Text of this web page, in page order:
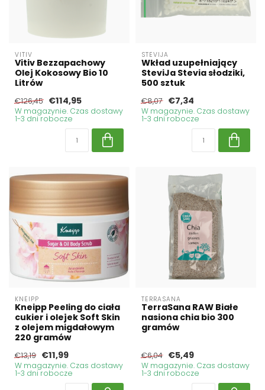
VITIV
Vitiv Bezzapachowy
Olej Kokosowy Bio 10
Litrów
€126,45 €114,95
W magazynie. Czas dostawy
1-3 dni robocze
STEVIJA
Wkład uzupełniający
SteviJa Stevia słodziki,
500 sztuk
€8,07 €7,34
W magazynie. Czas dostawy
1-3 dni robocze
KNEIPP
Kneipp Peeling do ciała
cukier i olejek Soft Skin
z olejem migdałowym
220 gramów
€13,19 €11,99
W magazynie. Czas dostawy
1-3 dni robocze
TERRASANA
TerraSana RAW Białe
nasiona chia bio 300
gramów
€6,04 €5,49
W magazynie. Czas dostawy
1-3 dni robocze